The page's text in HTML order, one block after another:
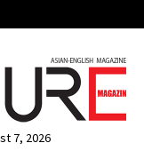
7, 2026